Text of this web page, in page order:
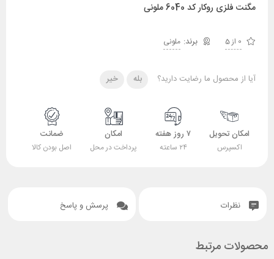
مگنت فلزی روکار کد 6040 ملونی
0 از 5 ملونی
آیا از محصول ما رضایت دارید؟ بله خیر
امکان تحویل
اکسپرس
۷ روز هفته
۲۴ ساعته
امکان
پرداخت در محل
ضمانت
اصل بودن کالا
نظرات پرسش و پاسخ
محصولات مرتبط